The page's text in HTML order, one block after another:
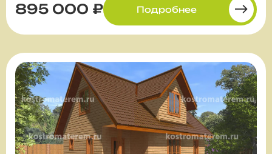
895 000 ₽ Подробнее